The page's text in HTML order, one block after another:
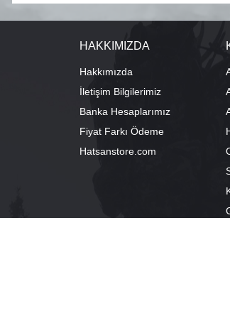
HAKKIMIZDA
Hakkımızda
İletişim Bilgilerimiz
Banka Hesaplarımız
Fiyat Farkı Ödeme
Hatsanstore.com